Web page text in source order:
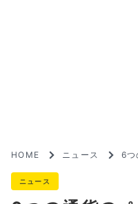
HOME ニュース
6つ
ニュース